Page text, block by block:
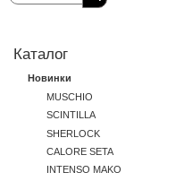
Каталог
Новинки
MUSCHIO
SCINTILLA
SHERLOCK
CALORE SETA
INTENSO MAKO